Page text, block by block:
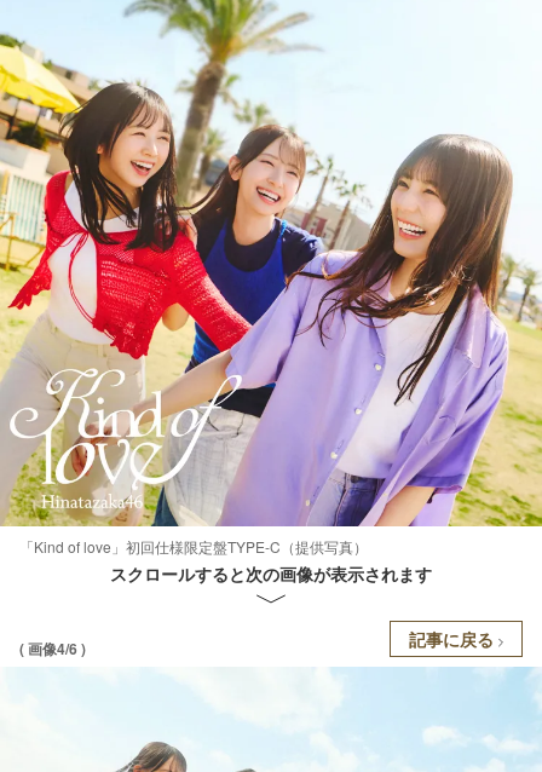
「Kind of love」初回仕様限定盤TYPE-C（提供写真）
スクロールすると次の画像が表示されます
( 画像4/6 ) 記事に戻る